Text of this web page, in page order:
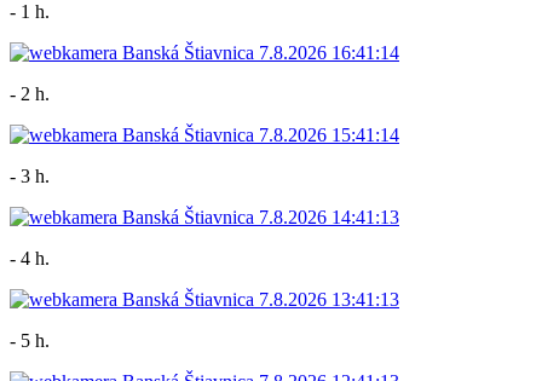
- 1 h.
- 2 h.
- 3 h.
- 4 h.
- 5 h.